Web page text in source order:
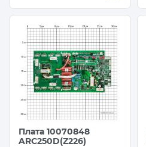
Плата 10070848
ARC250D(Z226)